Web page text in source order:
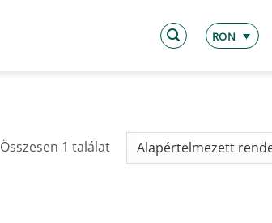
RON
Összesen 1 találat